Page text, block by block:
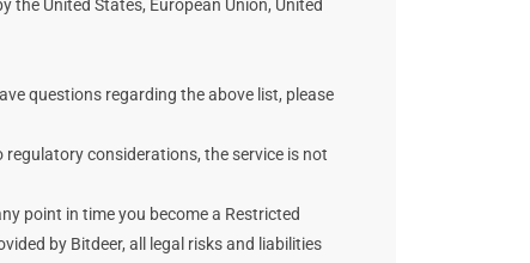
United States, European Union, United
questions regarding the above list, please
considerations, the service is not
point in time you become a Restricted
by Bitdeer, all legal risks and liabilities